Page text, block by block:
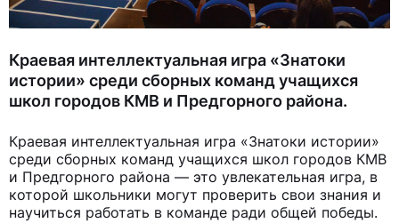
Краевая интеллектуальная игра «Знатоки
истории» среди сборных команд учащихся
школ городов КМВ и Предгорного района.
Краевая интеллектуальная игра «Знатоки истории»
среди сборных команд учащихся школ городов КМВ
и Предгорного района — это увлекательная игра, в
которой школьники могут проверить свои знания и
научиться работать в команде ради общей победы.